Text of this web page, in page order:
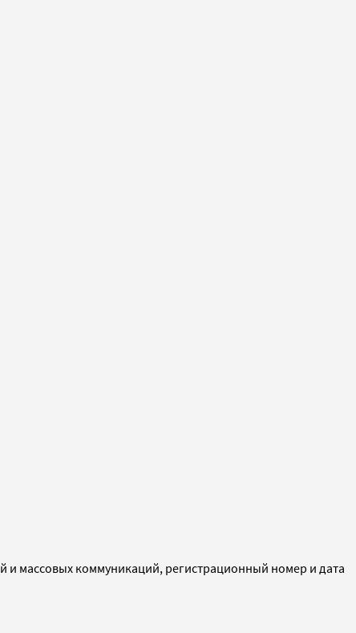
массовых коммуникаций, регистрационный номер и дата